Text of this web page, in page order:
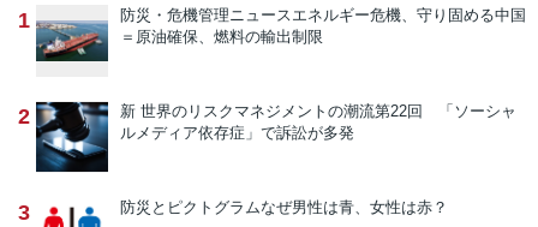
1 防災・危機管理ニュースエネルギー危機、守り固める中国
＝原油確保、燃料の輸出制限
2 新 世界のリスクマネジメントの潮流第22回 「ソーシャ
ルメディア依存症」で訴訟が多発
3 防災とピクトグラムなぜ男性は青、女性は赤？